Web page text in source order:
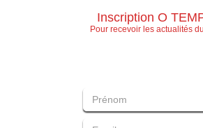
Inscription O
Pour recevoir les actualités